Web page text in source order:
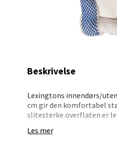
Beskrivelse
Lexingtons innendørs/
cm gir den komfortabel
slitesterke overflaten er
Les mer